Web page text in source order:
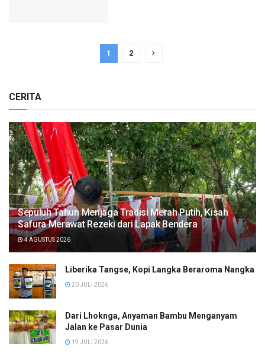
1 2
CERITA
Sepuluh Tahun Menjaga Tradisi Merah Putih, Kisah
Safura Merawat Rezeki dari Lapak Bendera
4 AGUSTUS 2026
Liberika Tangse, Kopi Langka Beraroma Nangka
20 JULI 2026
Dari Lhoknga, Anyaman Bambu Menganyam
Jalan ke Pasar Dunia
19 JULI 2026